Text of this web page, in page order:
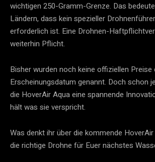
wichtigen 250-Gramm-Grenze. Das
Ländern, dass kein spezieller
erforderlich ist. Eine Drohnen-
weiterhin Pflicht.
Bisher wurden noch keine offiziellen Preise
Erscheinungsdatum genannt. Doch schon
die HoverAir Aqua eine spannende
hält was sie verspricht.
Was denkt ihr über die kommende
die richtige Drohne für Euer nächstes